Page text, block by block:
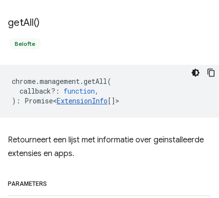
getAll()
Belofte
chrome.management.getAll(
callback? : function,
) : Promise<ExtensionInfo[] >
Retourneert een lijst met informatie over geïnstalleerde
extensies en apps.
PARAMETERS